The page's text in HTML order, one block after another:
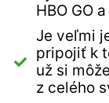
HBO GO
Je veľmi
pripojiť k
už si
z celého